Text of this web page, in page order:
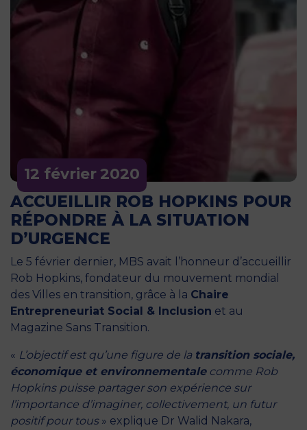
12 février2020
ACCUEILLIR ROB HOPKINS POUR
RÉPONDRE À LA SITUATION
D’URGENCE
Le 5 février dernier, MBS avait l’honneur d’accueillir
Rob Hopkins, fondateur du mouvement mondial
des Villes en transition, grâce à la Chaire
Entrepreneuriat Social & Inclusion et au
Magazine Sans Transition.
« L’objectif est qu’une figure de la transition sociale,
économique et environnementalecomme Rob
Hopkins puisse partager son expérience sur
l’importance d’imaginer, collectivement, un futur
positif pour tous» explique Dr Walid Nakara,